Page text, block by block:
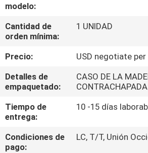
CONTROL
DE
ÉNTRENOS
EN
CONTACTO
CON
modelo:
Cantidad de
orden mínima:
1 UNIDAD
Precio:
USD negotiate
Detalles de
empaquetado:
CASO DE LA
CONTRACHAPADA
Tiempo de
entrega:
10 -15 días
Condiciones de
pago:
LC, T/T, Unión